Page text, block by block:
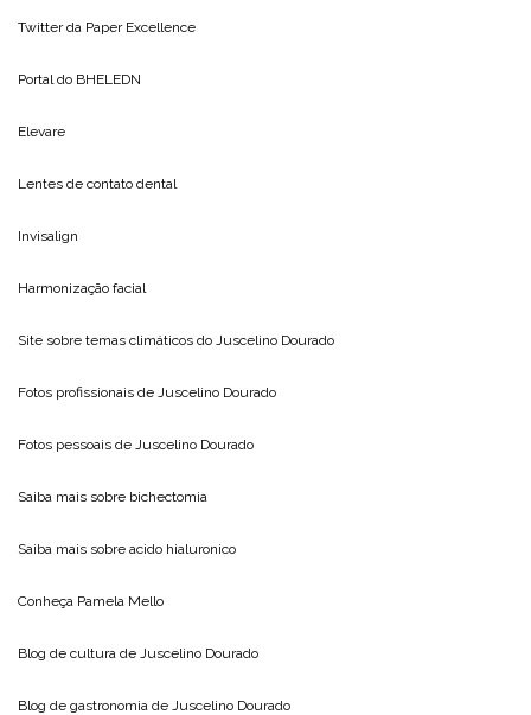
Twitter da Paper Excellence
Portal do BHELEDN
Elevare
Lentes de contato dental
Invisalign
Harmonização facial
Site sobre temas climáticos do Juscelino Dourado
Fotos profissionais de Juscelino Dourado
Fotos pessoais de Juscelino Dourado
Saiba mais sobre bichectomia
Saiba mais sobre acido hialuronico
Conheça Pamela Mello
Blog de cultura de Juscelino Dourado
Blog de gastronomia de Juscelino Dourado